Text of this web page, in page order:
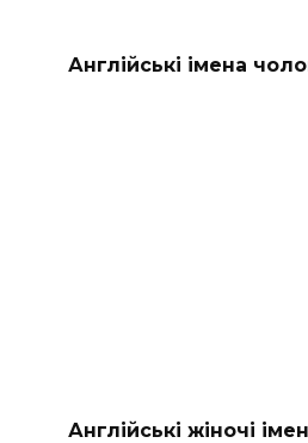
Англійські імена
Англійські жіночі